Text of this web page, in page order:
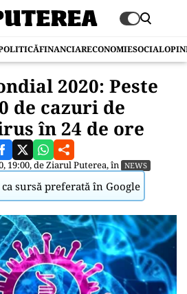
FINANCIARECONOMIESOCIAL
2020: Peste
de cazuri de
în 24 de ore
19:00, deZiarul Puterea, în NEWS
sursă preferată în Google